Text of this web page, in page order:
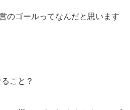
のゴールってなんだと思います
こと？